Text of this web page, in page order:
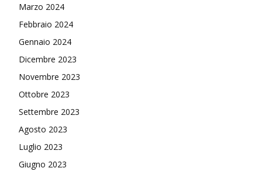
Marzo 2024
Febbraio 2024
Gennaio 2024
Dicembre 2023
Novembre 2023
Ottobre 2023
Settembre 2023
Agosto 2023
Luglio 2023
Giugno 2023